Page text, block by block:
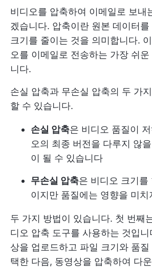
비디오를 압축하여 이메일로 보내
겠습니다. 압축이란 원본 데이터
크기를 줄이는 것을 의미합니다.
오를 이메일로 전송하는 가장 쉬
니다.
손실 압축과 무손실 압축의 두 가
할 수 있습니다.
손실 압축은 비디오 품질이
오의 최종 버전을 다루지 않
이 될 수 있습니다
무손실 압축은 비디오 크기를
이지만 품질에는 영향을 미치
두 가지 방법이 있습니다. 첫 번째
디오 압축 도구를 사용하는 것입
상을 업로드하고 파일 크기와 품질
택한 다음, 동영상을 압축하여 다